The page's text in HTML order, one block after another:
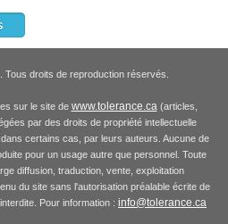
Tous droits de reproduction réservés.
sur le site de www.tolerance.ca (articles,
par des droits de propriété intellectuelle
certains cas, par leurs auteurs. Aucune de
pour un usage autre que personnel. Toute
diffusion, traduction, vente, exploitation
du site sans l'autorisation préalable écrite de
Pour information : info@tolerance.ca